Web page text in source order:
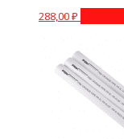
288,00₽